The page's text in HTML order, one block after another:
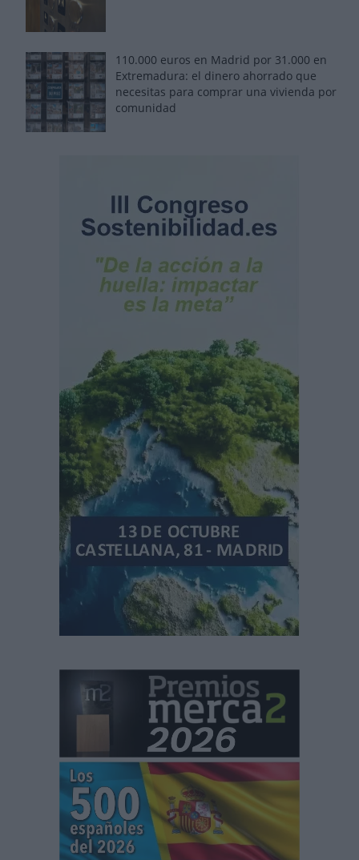
110.000 euros en Madrid por 31.000 en
Extremadura: el dinero ahorrado que
necesitas para comprar una vivienda por
comunidad